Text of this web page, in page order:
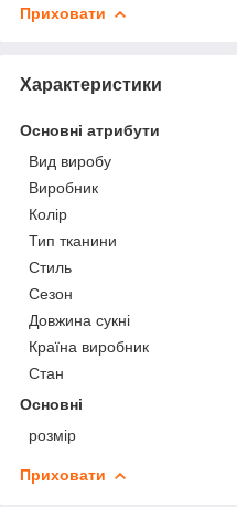
Приховати
Характеристики
Основні атрибути
Вид виробу
Виробник
Колір
Тип тканини
Стиль
Сезон
Довжина сукні
Країна виробник
Стан
Основні
розмір
Приховати